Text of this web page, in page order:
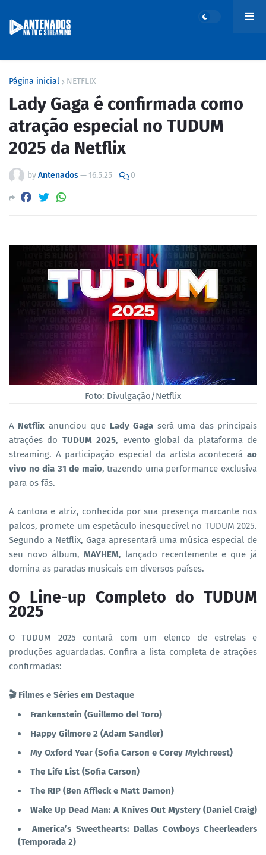
Página inicial NETFLIX
Lady Gaga é confirmada como
atração especial no TUDUM
2025 da Netflix
byAntenados— 16.5.25 0
Foto: Divulgação/Netflix
A Netflix anunciou que Lady Gaga será uma das principais
atrações do TUDUM 2025, evento global da plataforma de
streaming. A participação especial da artista acontecerá ao
vivo no dia 31 de maio, trazendo uma performance exclusiva
para os fãs.
A cantora e atriz, conhecida por sua presença marcante nos
palcos, promete um espetáculo inesquecível no TUDUM 2025.
Segundo a Netflix, Gaga apresentará uma música especial de
seu novo álbum, MAYHEM, lançado recentemente e que já
domina as paradas musicais em diversos países.
O Line-up Completo do TUDUM
2025
O TUDUM 2025 contará com um elenco de estrelas e
produções aguardadas. Confira a lista completa de atrações
confirmadas:
🎬 Filmes e Séries em Destaque
Frankenstein (Guillemo del Toro)
Happy Gilmore 2 (Adam Sandler)
My Oxford Year (Sofia Carson e Corey Mylchreest)
The Life List (Sofia Carson)
The RIP (Ben Affleck e Matt Damon)
Wake Up Dead Man: A Knives Out Mystery (Daniel Craig)
America’s Sweethearts: Dallas Cowboys Cheerleaders
(Temporada 2)